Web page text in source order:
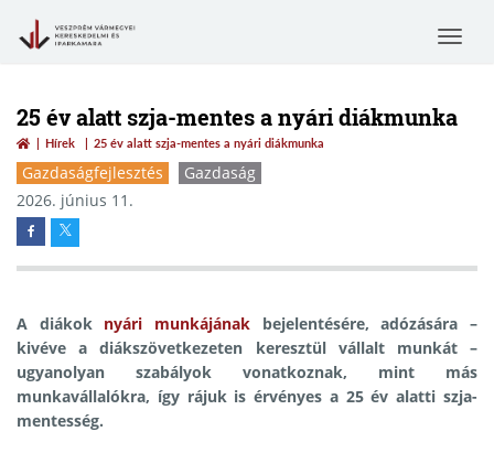
Toggle
25 év alatt szja-mentes a nyári diákmunka
Hírek 25 év alatt szja-mentes a nyári diákmunka
Gazdaságfejlesztés
Gazdaság
2026. június 11.
A diákok nyári munkájának bejelentésére, adózására –
kivéve a diákszövetkezeten keresztül vállalt munkát –
ugyanolyan szabályok vonatkoznak, mint más
munkavállalókra, így rájuk is érvényes a 25 év alatti szja-
mentesség.